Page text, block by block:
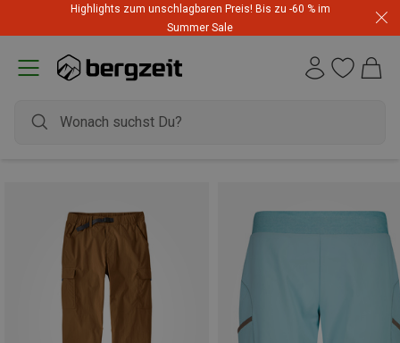
Highlights zum unschlagbaren Preis! Bis zu -60 % im
Summer Sale